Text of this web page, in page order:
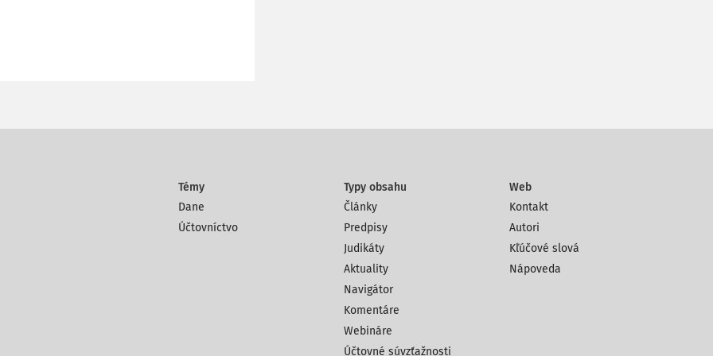
Témy
Dane
Účtovníctvo
Typy obsahu
Články
Predpisy
Judikáty
Aktuality
Navigátor
Komentáre
Webináre
Účtovné súvzťažnosti
Web
Kontakt
Autori
Kľúčové slová
Nápoveda